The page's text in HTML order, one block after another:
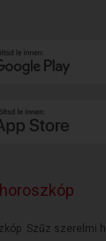
Szűz szerelmi